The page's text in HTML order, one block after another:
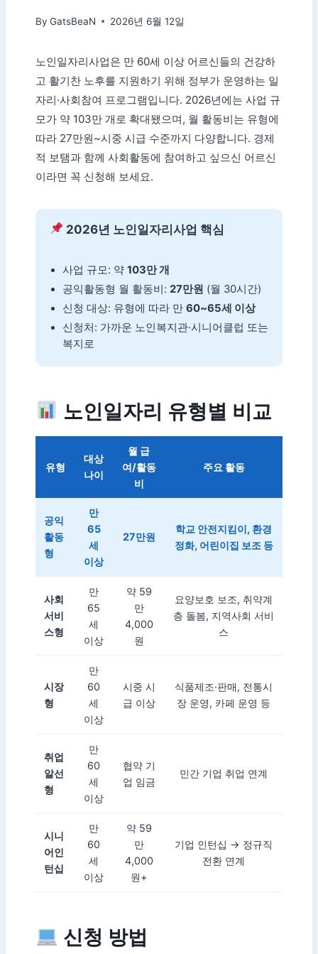
By GatsBeaN 2026년 6월 12일
노인일자리사업은 만 60세 이상 어르신들의 건강하
고 활기찬 노후를 지원하기 위해 정부가 운영하는 일
자리·사회참여 프로그램입니다. 2026년에는 사업 규
모가 약 103만 개로 확대됐으며, 월 활동비는 유형에
따라 27만원~시중 시급 수준까지 다양합니다. 경제
적 보탬과 함께 사회활동에 참여하고 싶으신 어르신
이라면 꼭 신청해 보세요.
2026년 노인일자리사업 핵심
사업 규모: 약 103만 개
공익활동형 월 활동비: 27만원 (월 30시간)
신청 대상: 유형에 따라 만 60~65세 이상
신청처: 가까운 노인복지관·시니어클럽 또는
복지로
노인일자리 유형별 비교
유형
대상
나이
월 급
여/활동
비
주요 활동
공익
활동
형
만
65
세
이상
27만원
학교 안전지킴이, 환경
정화, 어린이집 보조 등
사회
서비
스형
만
65
세
이상
약 59
만
4,000
원
요양보호 보조, 취약계
층 돌봄, 지역사회 서비
스
시장
형
만
60
세
이상
시중 시
급 이상
식품제조·판매, 전통시
장 운영, 카페 운영 등
취업
알선
형
만
60
세
이상
협약 기
업 임금
민간 기업 취업 연계
시니
어인
턴십
만
60
세
이상
약 59
만
4,000
원+
기업 인턴십 → 정규직
전환 연계
신청 방법